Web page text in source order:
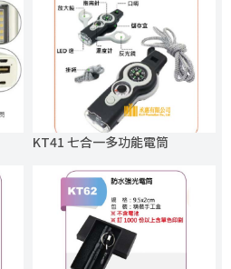
KT41 七合一多功能電筒